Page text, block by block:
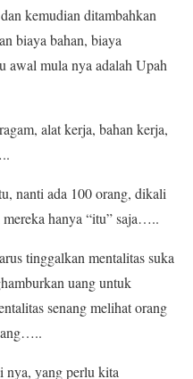
kemudian ditambahkan
biaya bahan, biaya
awal mula nya adalah Upah
alat kerja, bahan kerja,
nanti ada 100 orang, dikali
mereka hanya “itu” saja…..
tinggalkan mentalitas suka
uang untuk
senang melihat orang
nya, yang perlu kita